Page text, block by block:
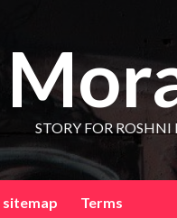
STORY FOR
sitemap Terms